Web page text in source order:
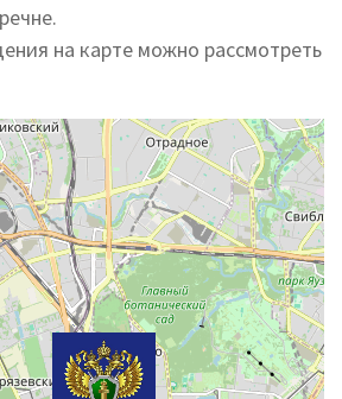
на карте можно рассмотреть